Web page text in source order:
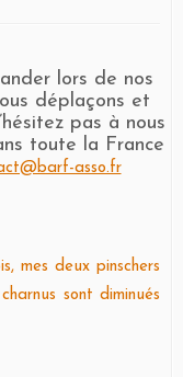
lors de nos
déplaçons et
pas à nous
toute la France
asso.fr
mes deux pinschers
sont diminués
pendant de
des croquettes,